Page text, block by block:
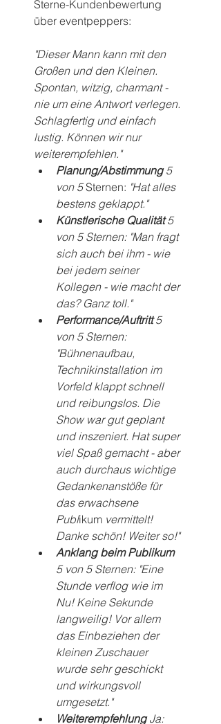
Sterne-Kundenbewertung
über eventpeppers:
"Dieser Mann kann mit den
Großen und den Kleinen.
Spontan, witzig, charmant -
nie um eine Antwort verlegen.
Schlagfertig und einfach
lustig. Können wir nur
weiterempfehlen."
Planung/Abstimmung 5
von 5 Sternen: "Hat alles
bestens geklappt."
Künstlerische Qualität 5
von 5 Sternen: "Man fragt
sich auch bei ihm - wie
bei jedem seiner
Kollegen - wie macht der
das? Ganz toll."
Performance/Auftritt 5
von 5 Sternen:
"Bühnenaufbau,
Technikinstallation im
Vorfeld klappt schnell
und reibungslos. Die
Show war gut geplant
und inszeniert. Hat super
viel Spaß gemacht - aber
auch durchaus wichtige
Gedankenanstöße für
das erwachsene
Publikum vermittelt!
Danke schön! Weiter so!"
Anklang beim Publikum
5 von 5 Sternen: "Eine
Stunde verflog wie im
Nu! Keine Sekunde
langweilig! Vor allem
das Einbeziehen der
kleinen Zuschauer
wurde sehr geschickt
und wirkungsvoll
umgesetzt."
Weiterempfehlung Ja: